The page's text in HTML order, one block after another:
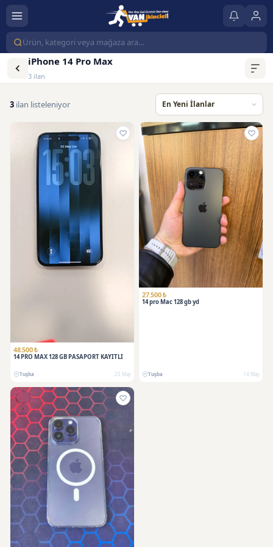
iPhone 14 Pro Max
3 ilan
3 ilan listeleniyor
SATILDI
48.500 ₺
14 PRO MAX 128 GB PASAPORT KAYITLI
Tuşba 20 May
27.500 ₺
14 pro Mac 128 gb yd
Tuşba 14 May